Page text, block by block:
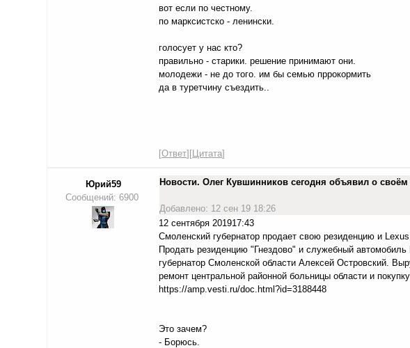
вот если по честному.
по марксистско - ленински.
голосует у нас кто?
правильно - старики. решение принимают они.
молодежи - не до того. им бы семью пррокормить
да в туретчину съездить..
[Ответ][Цитата]
Юрий59
Сообщений: 6900
Новости. Олег Кувшинников сегодня объявил о
Добавлено: 12 сен 19 18:26
12 сентября 201917:43
Смоленский губернатор продает свою резиденцию и
Продать резиденцию "Гнездово" и служебный
губернатор Смоленской области Алексей Островский.
ремонт центральной районной больницы области и
https://amp.vesti.ru/doc.html?id=3188448
Это зачем?
- Борюсь.